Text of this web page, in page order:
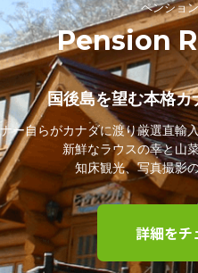
ペンショ
Pension
国後島を望む本格カ
ー自らがカナダに渡り厳選直輸
新鮮なラウスの幸と山
知床観光、写真撮影
詳細をチ